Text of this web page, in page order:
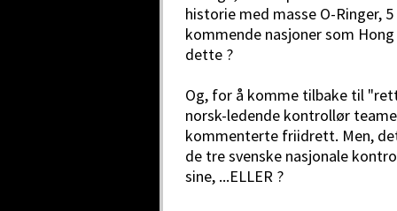
historie med masse O-Ringer,
kommende nasjoner som
dette ?
Og, for å komme tilbake til
norsk-ledende kontrollør
kommenterte friidrett. Men,
de tre svenske nasjonale
sine, ...ELLER ?